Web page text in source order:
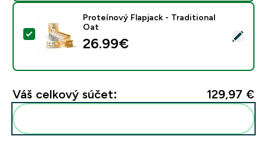
Vybrať tento produkt - Proteínový Flapjack -
Proteínový Flapjack - Traditional
Oat
26.99€‎
Váš celkový súčet: 129,97 €‎